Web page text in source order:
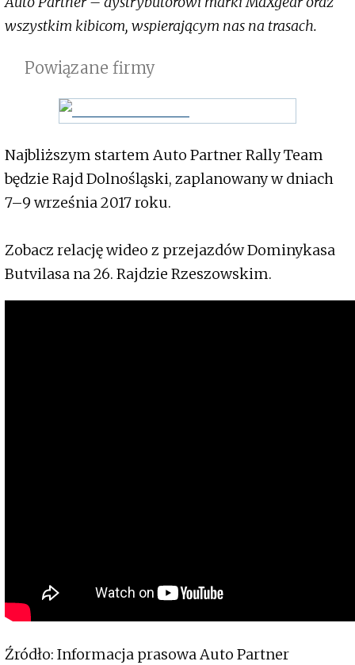
wszystkim kibicom, wspierającym nas na trasach.
Powiązane firmy
Najbliższym startem Auto Partner Rally Team
będzie Rajd Dolnośląski, zaplanowany w dniach
7–9 września 2017 roku.
Zobacz relację wideo z przejazdów Dominykasa
Butvilasa na 26. Rajdzie Rzeszowskim.
Źródło: Informacja prasowa Auto Partner